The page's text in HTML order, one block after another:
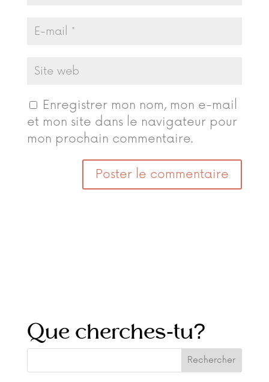
Enregistrer mon nom, mon e-mail
et mon site dans le navigateur pour
mon prochain commentaire.
Que cherches-tu?